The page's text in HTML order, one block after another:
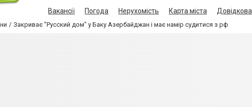
Вакансії Погода Нерухомість Карта міста Довідкова
Закриває "Русский дом" у Баку Азербайджан і має намір судитися з рф